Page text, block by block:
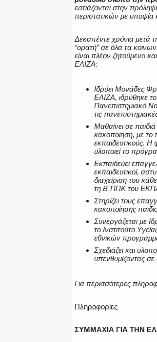
εστιάζονται στην
περιστατικών με υποψία
Δεκαπέντε χρόνια μετά
“ορατή” σε όλα τα
είναι πλέον ζητούμενο
ΕΛΙΖΑ:
Ιδρύει Μονάδες
ΕΛΙΖΑ, ιδρύθηκε
Πανεπιστημιακό
τις
Μαθαίνει σε
κακοποίηση, με το
εκπαιδευτικούς.
υλοποιεί το
Εκπαιδεύει
εκπαιδευτικοί,
διαχείριση του
τη Β΄ΠΠΚ του
Στηρίζει τους
κακοποίησης
Συνεργάζεται με
το Ινστιτούτο
εθνικών
Σχεδιάζει και
υπενθυμίζοντας
Για περισσότερες
Πληροφορίες
ΣΥΜΜΑΧΙΑ ΓΙΑ ΤΗΝ